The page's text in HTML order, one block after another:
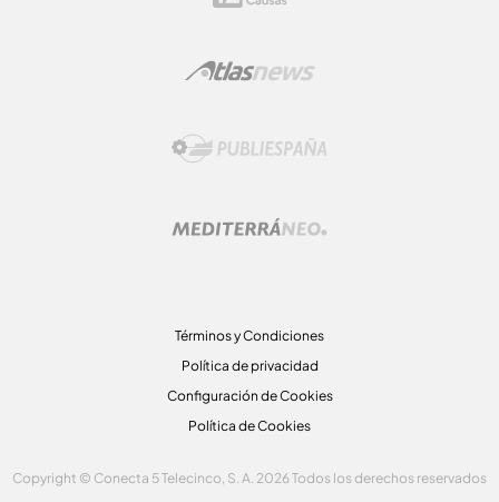
Términos y Condiciones
Política de privacidad
Configuración de Cookies
Política de Cookies
Copyright © Conecta 5 Telecinco, S. A. 2026 Todos los derechos reservados